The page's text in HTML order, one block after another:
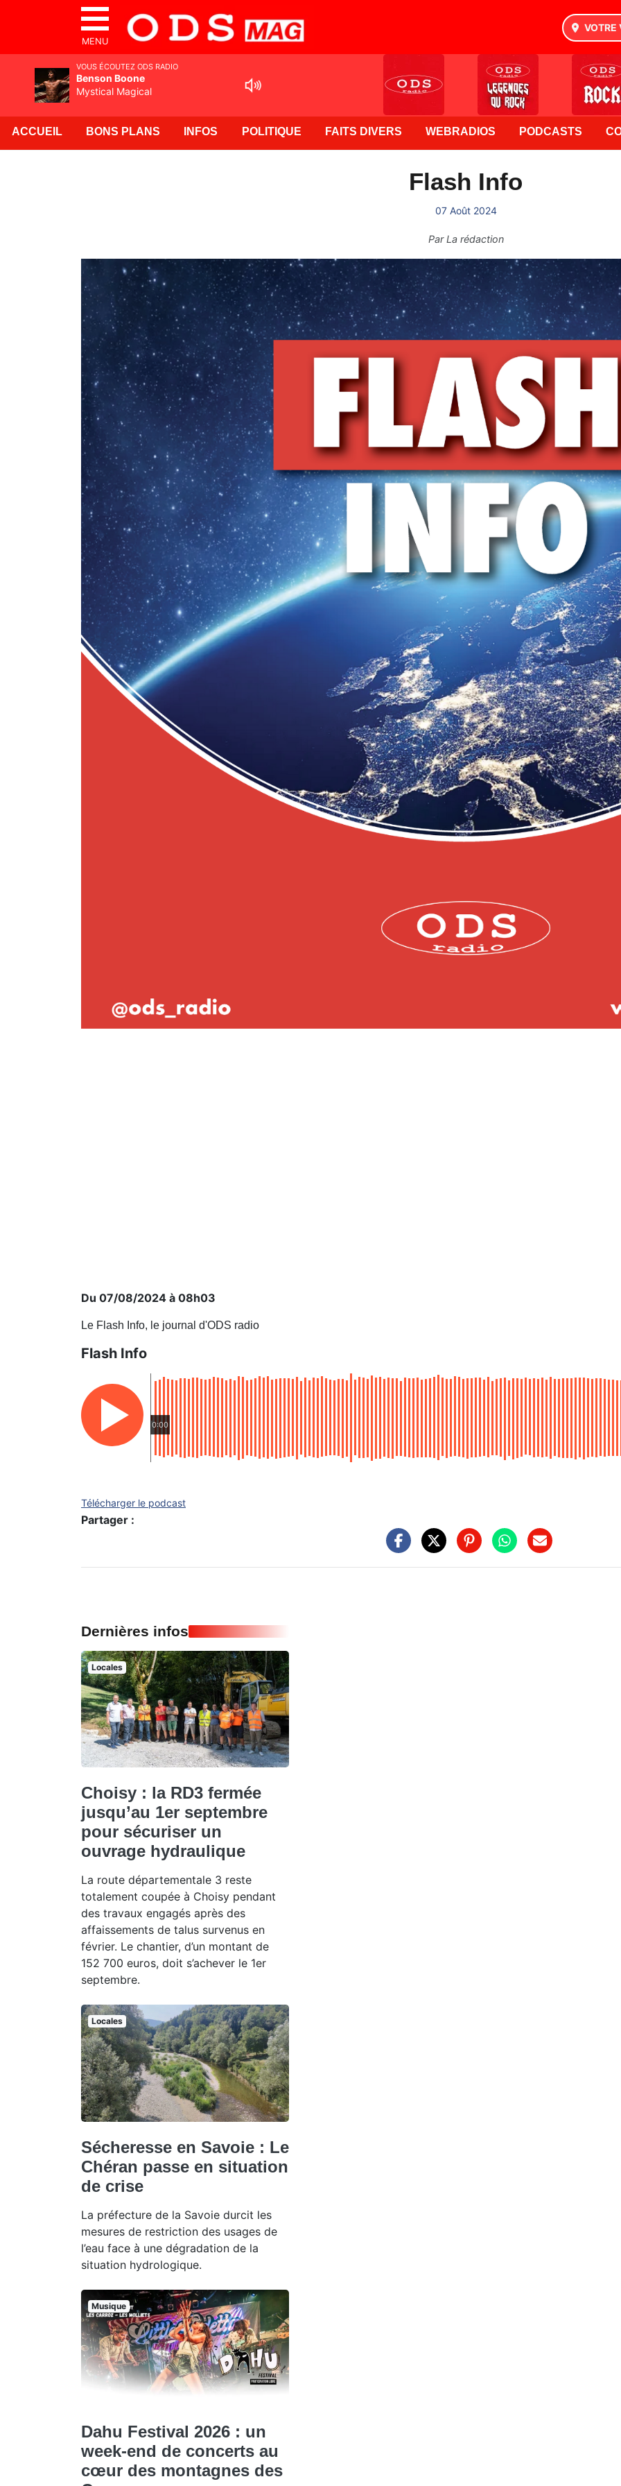
MENU
VOTRE
ACCUEIL BONS PLANS INFOS POLITIQUE FAITS DIVERS WEBRADIOS PODCASTS
Flash Info
07 Août 2024
ParLa rédaction
Du 07/08/2024 à 08h03
Le Flash Info, le journal d'ODS radio
Flash Info
0:00
Télécharger le podcast
Partager :
Dernières infos
Locales
Choisy : la RD3 fermée
jusqu’au 1er septembre
pour sécuriser un
ouvrage hydraulique
La route départementale 3 reste
totalement coupée à Choisy pendant
des travaux engagés après des
affaissements de talus survenus en
février. Le chantier, d’un montant de
152 700 euros, doit s’achever le 1er
septembre.
Locales
Sécheresse en Savoie : Le
Chéran passe en situation
de crise
La préfecture de la Savoie durcit les
mesures de restriction des usages de
l’eau face à une dégradation de la
situation hydrologique.
Musique
Dahu Festival 2026 : un
week-end de concerts au
cœur des montagnes des
VOUS ÉCOUTEZ ODS RADIO
Benson Boone
Mystical Magical